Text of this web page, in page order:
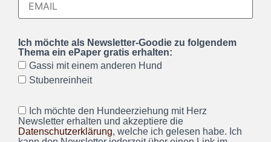
Ich möchte als Newsletter-Goodie zu folgendem
Thema ein ePaper gratis erhalten:
Gassi mit einem anderen Hund
Stubenreinheit
Ich möchte den Hundeerziehung mit Herz
Newsletter erhalten und akzeptiere die
Datenschutzerklärung, welche ich gelesen habe. Ich